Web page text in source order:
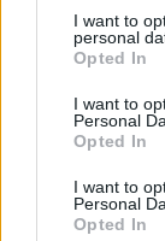
not limited to
grant or deny
use your data
consent section.
I want to
personal
Opted In
I want to
Personal
Opted In
I want to
Personal
Opted In
σε δύο
βαθμολογικά.
Ας δούμε τι
Ο Χρηστίδης